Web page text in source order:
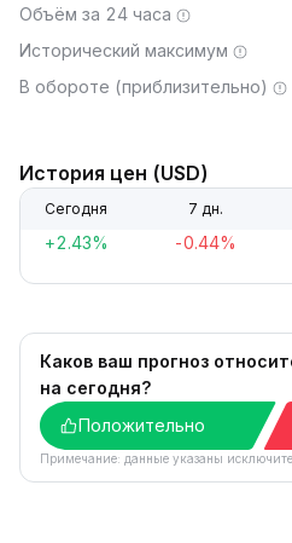
Объём за 24 часа
Исторический максимум
В обороте (приблизительно)
История цен (USD)
Сегодня 7 дн.
+2.43% -0.44%
Каков ваш прогноз
на сегодня?
Положительно
Примечание: данные указаны